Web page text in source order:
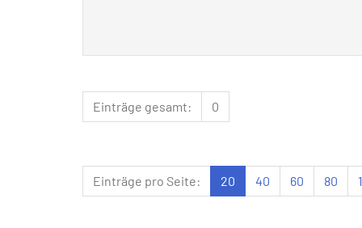
Einträge gesamt: 0
Einträge pro Seite: 20 40 60 80